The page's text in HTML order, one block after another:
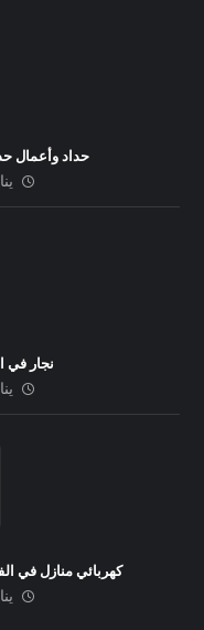
حداد وأعمال
يناير
نجار في ام
يناير
كهربائي منازل في
يناير